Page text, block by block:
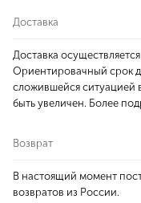
Доставка
Доставка
Ориентировачный срок
сложившейся ситуацией
быть увеличен. Более
Возврат
В настоящий момент
возвратов из России.